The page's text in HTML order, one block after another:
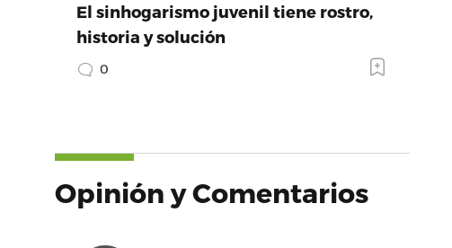
El sinhogarismo juvenil tiene rostro,
historia y solución
0
Opinión y Comentarios